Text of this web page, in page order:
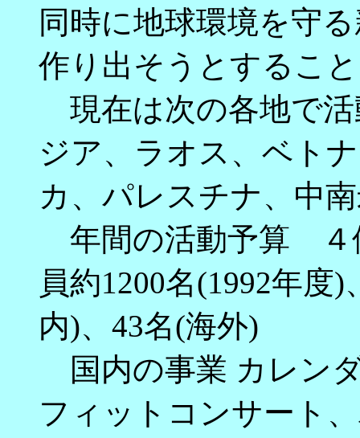
同時に地球環境を守
作り出そうとするこ
現在は次の各地で
ジア、ラオス、ベト
カ、パレスチナ、中
年間の活動予算 ４
員約1200名(1992年度
内)、43名(海外)
国内の事業 カレン
フィットコンサート